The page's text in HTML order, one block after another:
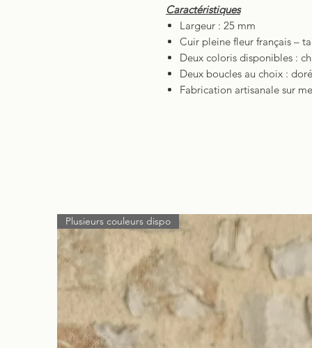
Caractéristiques
Largeur : 25 mm
Cuir pleine fleur français –
Deux coloris disponibles :
Deux boucles au choix :
Fabrication artisanale sur
Plusieurs couleurs dispo